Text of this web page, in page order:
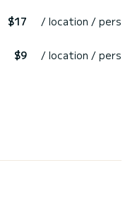
$17 / location / pers
$9 / location / pers